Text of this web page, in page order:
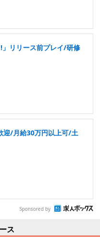
リリース前プレイ/研修
迎/月給30万円以上可/土
Sponsored by
ス